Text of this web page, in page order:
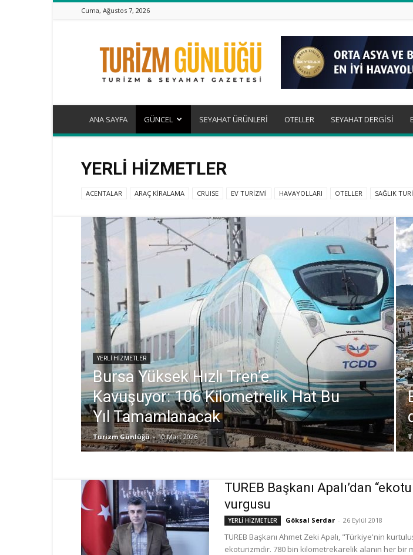
Cuma, Ağustos 7, 2026
Turizm
Günlüğü
ANA SAYFA GÜNCEL SEYAHAT ÜRÜNLERİ OTELLER SEYAHAT DERGİSİ
YERLİ HİZMETLER
ACENTALAR ARAÇ KİRALAMA CRUISE EV TURİZMİ HAVAYOLLARI OTELLER SAĞLIK
YERLİ HİZMETLER
Bursa Yüksek Hızlı Tren’e
Kavuşuyor: 106 Kilometrelik Hat Bu
Yıl Tamamlanacak
Turizm Günlüğü - 10 Mart 2026
TUREB Başkanı Apalı’dan
vurgusu
YERLİ HİZMETLER Göksal Serdar - 26 Eylül 2018
TUREB Başkanı Ahmet Zeki Apalı, "Türkiye'nin
ekoturizmdir. 780 bin kilometrekarelik alanın her bir